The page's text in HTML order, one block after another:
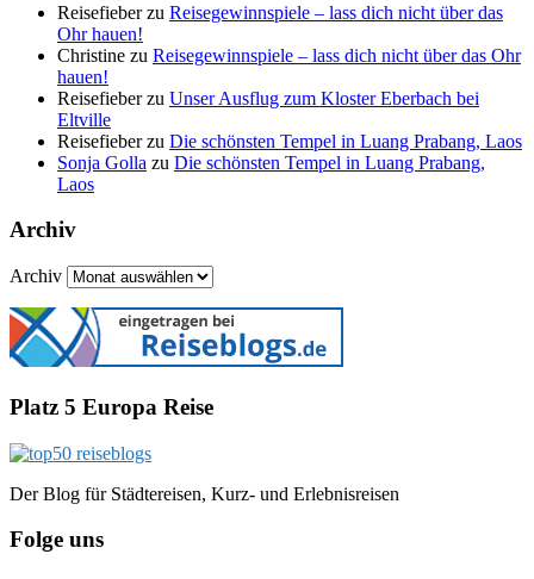
Reisefieberzu Reisegewinnspiele – lass dich nicht über das
Ohr hauen!
Christine zu Reisegewinnspiele – lass dich nicht über das Ohr
hauen!
Reisefieberzu Unser Ausflug zum Kloster Eberbach bei
Eltville
Reisefieberzu Die schönsten Tempel in Luang Prabang, Laos
Sonja Golla zu Die schönsten Tempel in Luang Prabang,
Laos
Archiv
Archiv
Platz 5 Europa Reise
Der Blog für Städtereisen, Kurz- und Erlebnisreisen
Folge uns